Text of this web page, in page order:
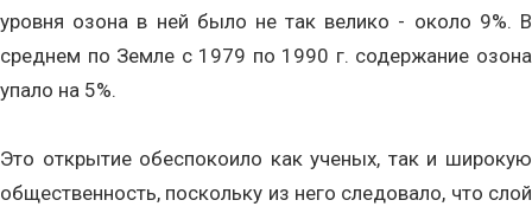
уровня озона в ней было не так велико - около 9%. В
среднем по Земле с 1979 по 1990 г. содержание озона
упало на 5%.
Это открытие обеспокоило как ученых, так и широкую
общественность, поскольку из него следовало, что слой